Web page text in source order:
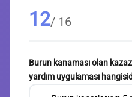
12/ 16
Burun kanaması olan
yardım uygulaması